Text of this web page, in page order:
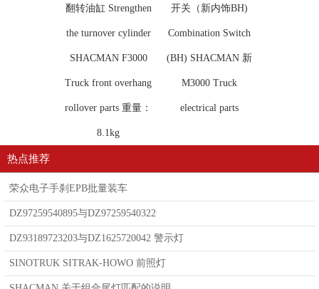
翻转油缸 Strengthen
the turnover cylinder
SHACMAN F3000
Truck front overhang
rollover parts 重量：
8.1kg
开关（新内饰BH)
Combination Switch
(BH) SHACMAN 新
M3000 Truck
electrical parts
热点推荐
荣众电子手刹EPB批量装车
DZ97259540895与DZ97259540322
DZ93189723203与DZ1625720042 警示灯
SINOTRUK SITRAK-HOWO 前照灯